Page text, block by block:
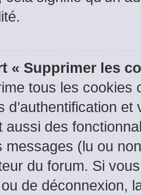
« Supprimer les
tous les cookies
d’authentification
aussi des
messages (lu ou
du forum. Si
de déconnexion,